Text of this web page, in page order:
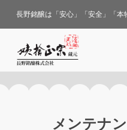
長野銘醸は「安心」「安全」「
メンテナ